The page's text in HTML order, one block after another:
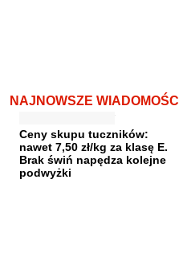
NAJNOWSZE WIADOMOŚCI
Ceny skupu tuczników:
nawet 7,50 zł/kg za klasę E.
Brak świń napędza kolejne
podwyżki